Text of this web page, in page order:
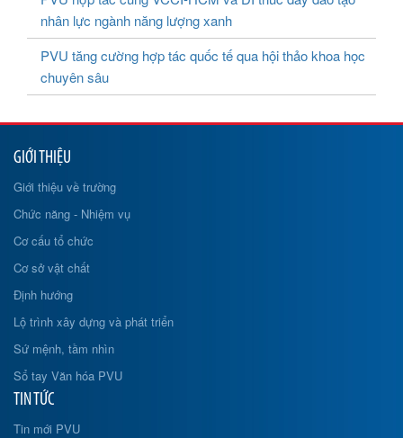
nhân lực ngành năng lượng xanh
PVU tăng cường hợp tác quốc tế qua hội thảo khoa học
chuyên sâu
GIỚI THIỆU
Giới thiệu về trường
Chức năng - Nhiệm vụ
Cơ cấu tổ chức
Cơ sở vật chất
Định hướng
Lộ trình xây dựng và phát triển
Sứ mệnh, tầm nhìn
Sổ tay Văn hóa PVU
TIN TỨC
Tin mới PVU